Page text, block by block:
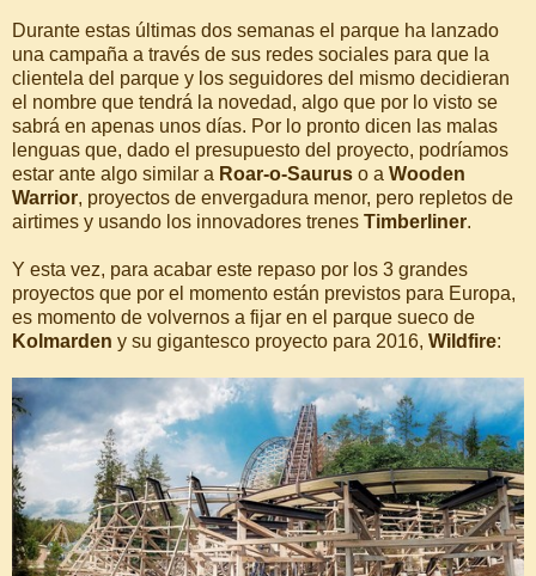
Durante estas últimas dos semanas el parque ha lanzado
una campaña a través de sus redes sociales para que la
clientela del parque y los seguidores del mismo decidieran
el nombre que tendrá la novedad, algo que por lo visto se
sabrá en apenas unos días. Por lo pronto dicen las malas
lenguas que, dado el presupuesto del proyecto, podríamos
estar ante algo similar a Roar-o-Saurus o a Wooden
Warrior, proyectos de envergadura menor, pero repletos de
airtimes y usando los innovadores trenes Timberliner.
Y esta vez, para acabar este repaso por los 3 grandes
proyectos que por el momento están previstos para Europa,
es momento de volvernos a fijar en el parque sueco de
Kolmarden y su gigantesco proyecto para 2016, Wildfire: